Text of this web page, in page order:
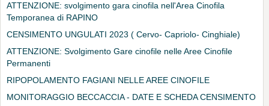
ATTENZIONE: svolgimento gara cinofila nell'Area Cinofila
Temporanea di RAPINO
CENSIMENTO UNGULATI 2023 ( Cervo- Capriolo- Cinghiale)
ATTENZIONE: Svolgimento Gare cinofile nelle Aree Cinofile
Permanenti
RIPOPOLAMENTO FAGIANI NELLE AREE CINOFILE
MONITORAGGIO BECCACCIA - DATE E SCHEDA CENSIMENTO